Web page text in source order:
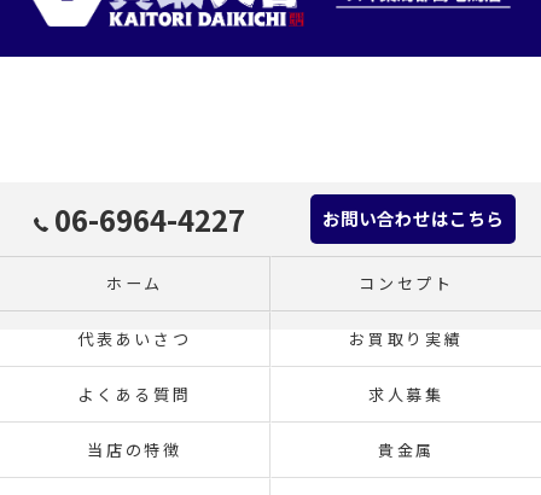
06-6964-4227 お問い合わせはこちら
ホーム コンセプト
代表あいさつ お買取り実績
よくある質問 求人募集
当店の特徴 貴金属